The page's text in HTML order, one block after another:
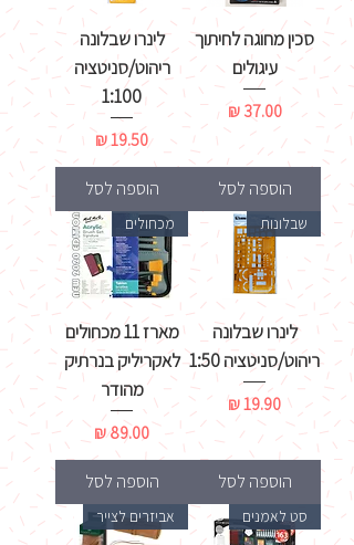
סכין מחוגה לחיתוך
עיגולים
מחיר‏37.00 ‏₪
הוספה לסל
לינרו שבלונה
ריהוט/סניטציה
1:100
מחיר
הוספה לסל
שבלונות
לינרו שבלונה
ריהוט/סניטציה 1:50
מחיר
הוספה לסל
מכחולים
מארז 11 מכחולים
לאקריליק בנרתיק
מהודר
מחיר
הוספה לסל
סט לאמנים אביזרים לצייר